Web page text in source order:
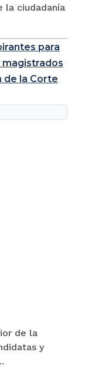
la ciudadanía
para
magistrados
de la Corte
de la
y